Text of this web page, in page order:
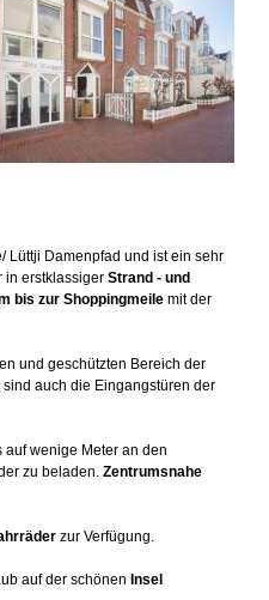
Lüttji Damenpfad und ist ein sehr
in erstklassiger Strand - und
bis zur Shoppingmeile mit der
und geschützten Bereich der
auch die Eingangstüren der
auf wenige Meter an den
zu beladen. Zentrumsnahe
zur Verfügung.
auf der schönen Insel